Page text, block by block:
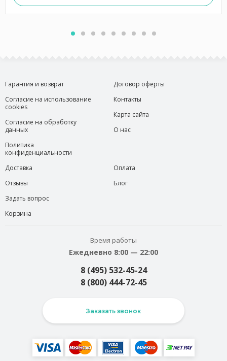
Гарантия и возврат
Согласие на использование
cookies
Согласие на обработку
данных
Политика
конфиденциальности
Договор оферты
Контакты
Карта сайта
О нас
Доставка
Отзывы
Задать вопрос
Корзина
Оплата
Блог
Время работы
Ежедневно 8:00 — 22:00
8 (495) 532-45-24
8 (800) 444-72-45
Заказать звонок